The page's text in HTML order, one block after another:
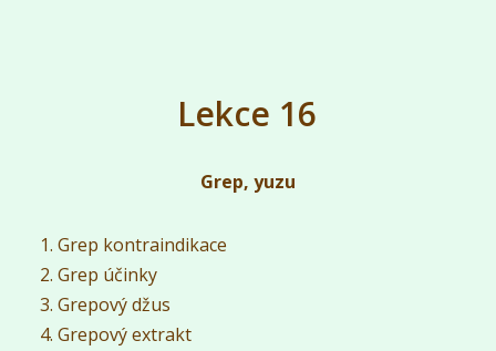
Lekce 16
Grep, yuzu
Grep kontraindikace
Grep účinky
Grepový džus
Grepový extrakt